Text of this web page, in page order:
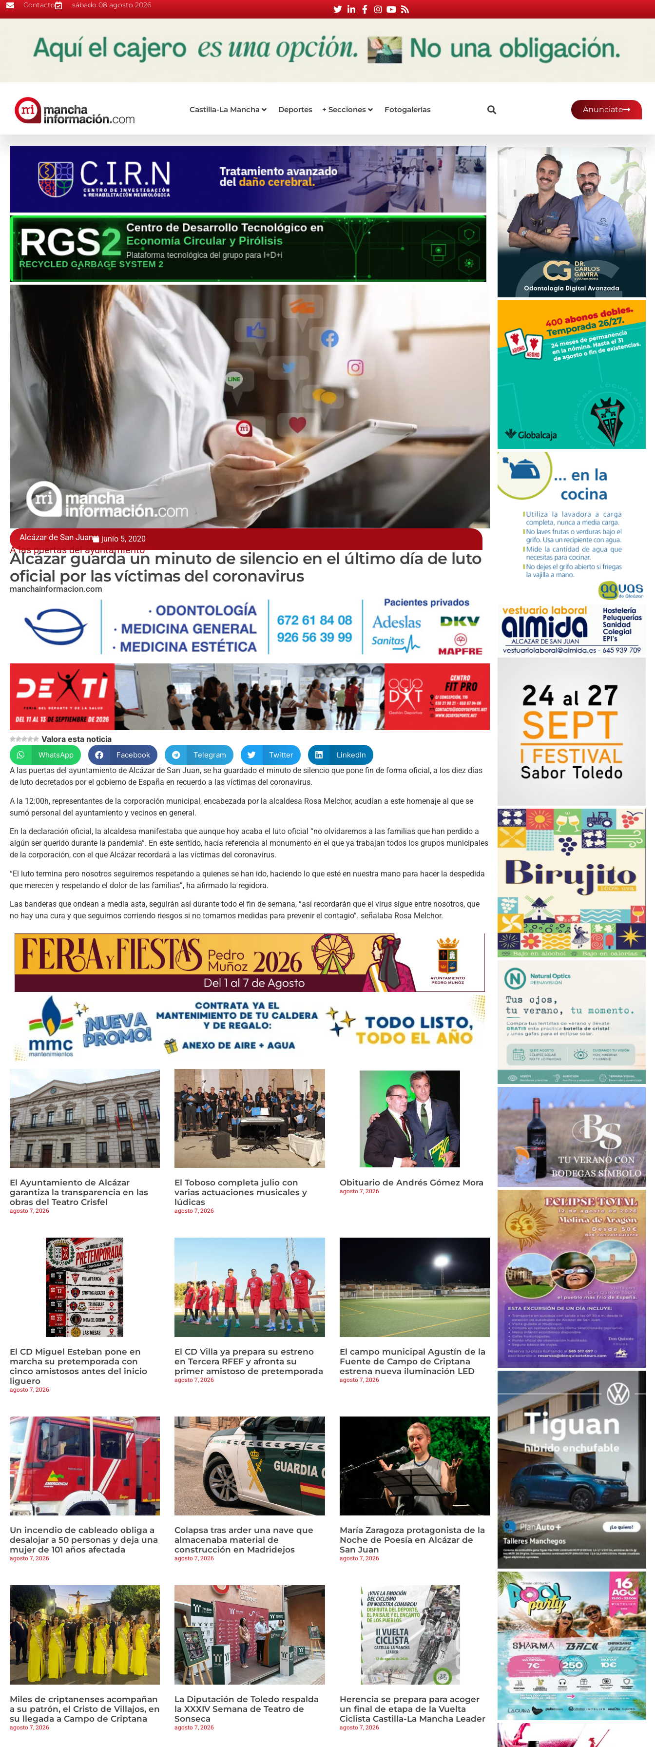
Contacto sábado 08 agosto 2026
Castilla-La Mancha Deportes + Secciones Fotogalerías Anunciate
Alcázar de San Juan junio 5, 2020
A las puertas del ayuntamiento
Alcázar guarda un minuto de silencio en el último día de luto
oficial por las víctimas del coronavirus
manchainformacion.com
Valora esta noticia
WhatsApp Facebook Telegram Twitter
LinkedIn
A las puertas del ayuntamiento de Alcázar de San Juan, se ha guardado el minuto de silencio que pone fin de forma oficial, a los diez días
de luto decretados por el gobierno de España en recuerdo a las víctimas del coronavirus.
A la 12:00h, representantes de la corporación municipal, encabezada por la alcaldesa Rosa Melchor, acudían a este homenaje al que se
sumó personal del ayuntamiento y vecinos en general.
En la declaración oficial, la alcaldesa manifestaba que aunque hoy acaba el luto oficial “no olvidaremos a las familias que han perdido a
algún ser querido durante la pandemia”. En este sentido, hacía referencia al monumento en el que ya trabajan todos los grupos municipales
de la corporación, con el que Alcázar recordará a las víctimas del coronavirus.
“El luto termina pero nosotros seguiremos respetando a quienes se han ido, haciendo lo que esté en nuestra mano para hacer la despedida
que merecen y respetando el dolor de las familias”, ha afirmado la regidora.
Las banderas que ondean a media asta, seguirán así durante todo el fin de semana, “así recordarán que el virus sigue entre nosotros, que
no hay una cura y que seguimos corriendo riesgos si no tomamos medidas para prevenir el contagio”. señalaba Rosa Melchor.
El Ayuntamiento de Alcázar
garantiza la transparencia en las
obras del Teatro Crisfel
agosto 7, 2026
El Toboso completa julio con
varias actuaciones musicales y
lúdicas
agosto 7, 2026
Obituario de Andrés Gómez Mora
agosto 7, 2026
El CD Miguel Esteban pone en
marcha su pretemporada con
cinco amistosos antes del inicio
liguero
agosto 7, 2026
El CD Villa ya prepara su estreno
en Tercera RFEF y afronta su
primer amistoso de pretemporada
agosto 7, 2026
El campo municipal Agustín de la
Fuente de Campo de Criptana
estrena nueva iluminación LED
agosto 7, 2026
Un incendio de cableado obliga a
desalojar a 50 personas y deja una
mujer de 101 años afectada
agosto 7, 2026
Colapsa tras arder una nave que
almacenaba material de
construcción en Madridejos
agosto 7, 2026
María Zaragoza protagonista de la
Noche de Poesía en Alcázar de
San Juan
agosto 7, 2026
Miles de criptanenses acompañan
a su patrón, el Cristo de Villajos, en
su llegada a Campo de Criptana
agosto 7, 2026
La Diputación de Toledo respalda
la XXXIV Semana de Teatro de
Sonseca
agosto 7, 2026
Herencia se prepara para acoger
un final de etapa de la Vuelta
Ciclista Castilla-La Mancha Leader
agosto 7, 2026